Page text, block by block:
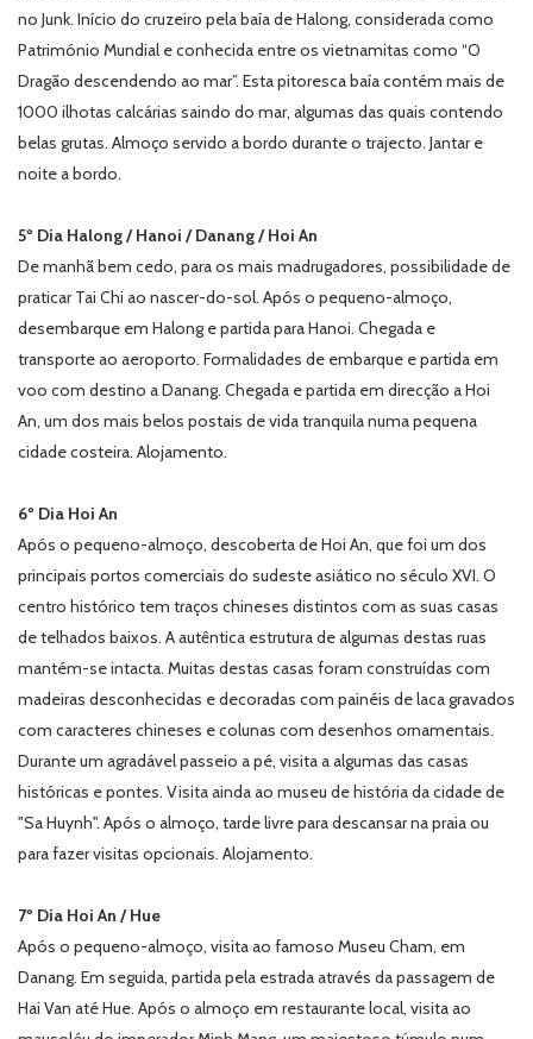
no Junk. Início do cruzeiro pela baía de Halong, considerada como
Património Mundial e conhecida entre os vietnamitas como “O
Dragão descendendo ao mar”. Esta pitoresca baía contém mais de
1000 ilhotas calcárias saindo do mar, algumas das quais contendo
belas grutas. Almoço servido a bordo durante o trajecto. Jantar e
noite a bordo.
5º Dia Halong / Hanoi / Danang / Hoi An
De manhã bem cedo, para os mais madrugadores, possibilidade de
praticar Tai Chi ao nascer-do-sol. Após o pequeno-almoço,
desembarque em Halong e partida para Hanoi. Chegada e
transporte ao aeroporto. Formalidades de embarque e partida em
voo com destino a Danang. Chegada e partida em direcção a Hoi
An, um dos mais belos postais de vida tranquila numa pequena
cidade costeira. Alojamento.
6º Dia Hoi An
Após o pequeno-almoço, descoberta de Hoi An, que foi um dos
principais portos comerciais do sudeste asiático no século XVI. O
centro histórico tem traços chineses distintos com as suas casas
de telhados baixos. A autêntica estrutura de algumas destas ruas
mantém-se intacta. Muitas destas casas foram construídas com
madeiras desconhecidas e decoradas com painéis de laca gravados
com caracteres chineses e colunas com desenhos ornamentais.
Durante um agradável passeio a pé, visita a algumas das casas
históricas e pontes. Visita ainda ao museu de história da cidade de
"Sa Huynh". Após o almoço, tarde livre para descansar na praia ou
para fazer visitas opcionais. Alojamento.
7º Dia Hoi An / Hue
Após o pequeno-almoço, visita ao famoso Museu Cham, em
Danang. Em seguida, partida pela estrada através da passagem de
Hai Van até Hue. Após o almoço em restaurante local, visita ao